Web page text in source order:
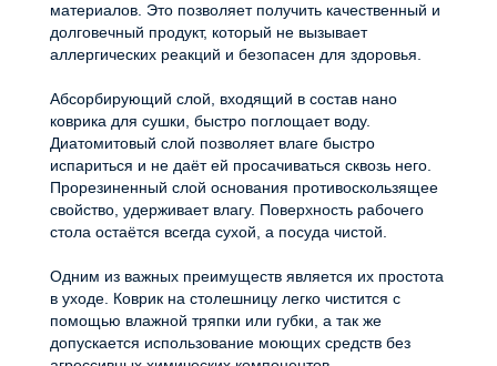
материалов. Это позволяет получить качественный и
долговечный продукт, который не вызывает
аллергических реакций и безопасен для здоровья.
Абсорбирующий слой, входящий в состав нано
коврика для сушки, быстро поглощает воду.
Диатомитовый слой позволяет влаге быстро
испариться и не даёт ей просачиваться сквозь него.
Прорезиненный слой основания противоскользящее
свойство, удерживает влагу. Поверхность рабочего
стола остаётся всегда сухой, а посуда чистой.
Одним из важных преимуществ является их простота
в уходе. Коврик на столешницу легко чистится с
помощью влажной тряпки или губки, а так же
допускается использование моющих средств без